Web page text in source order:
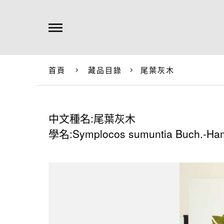
首頁 藏品目錄 尾葉灰木
中文種名:尾葉灰木
學名:Symplocos sumuntia Buch.-